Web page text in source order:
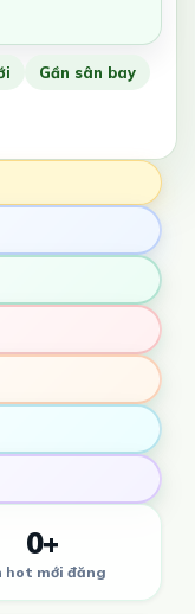
Gần sân bay
0+
hot mới đăng